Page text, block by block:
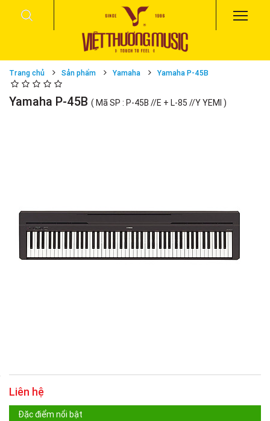
Trang chủ Sản phẩm Yamaha Yamaha P-45B
Yamaha P-45B ( Mã SP : P-45B //E + L-85 //Y YEMI )
Liên hệ
Đặc điểm nổi bật